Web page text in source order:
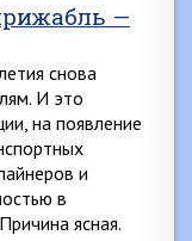
—
снова
И это
на появление
и
в
ясная.